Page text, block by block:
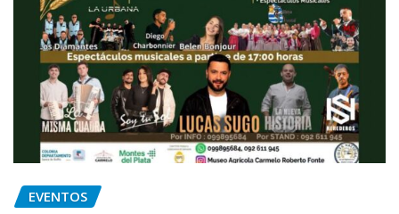
EVENTOS